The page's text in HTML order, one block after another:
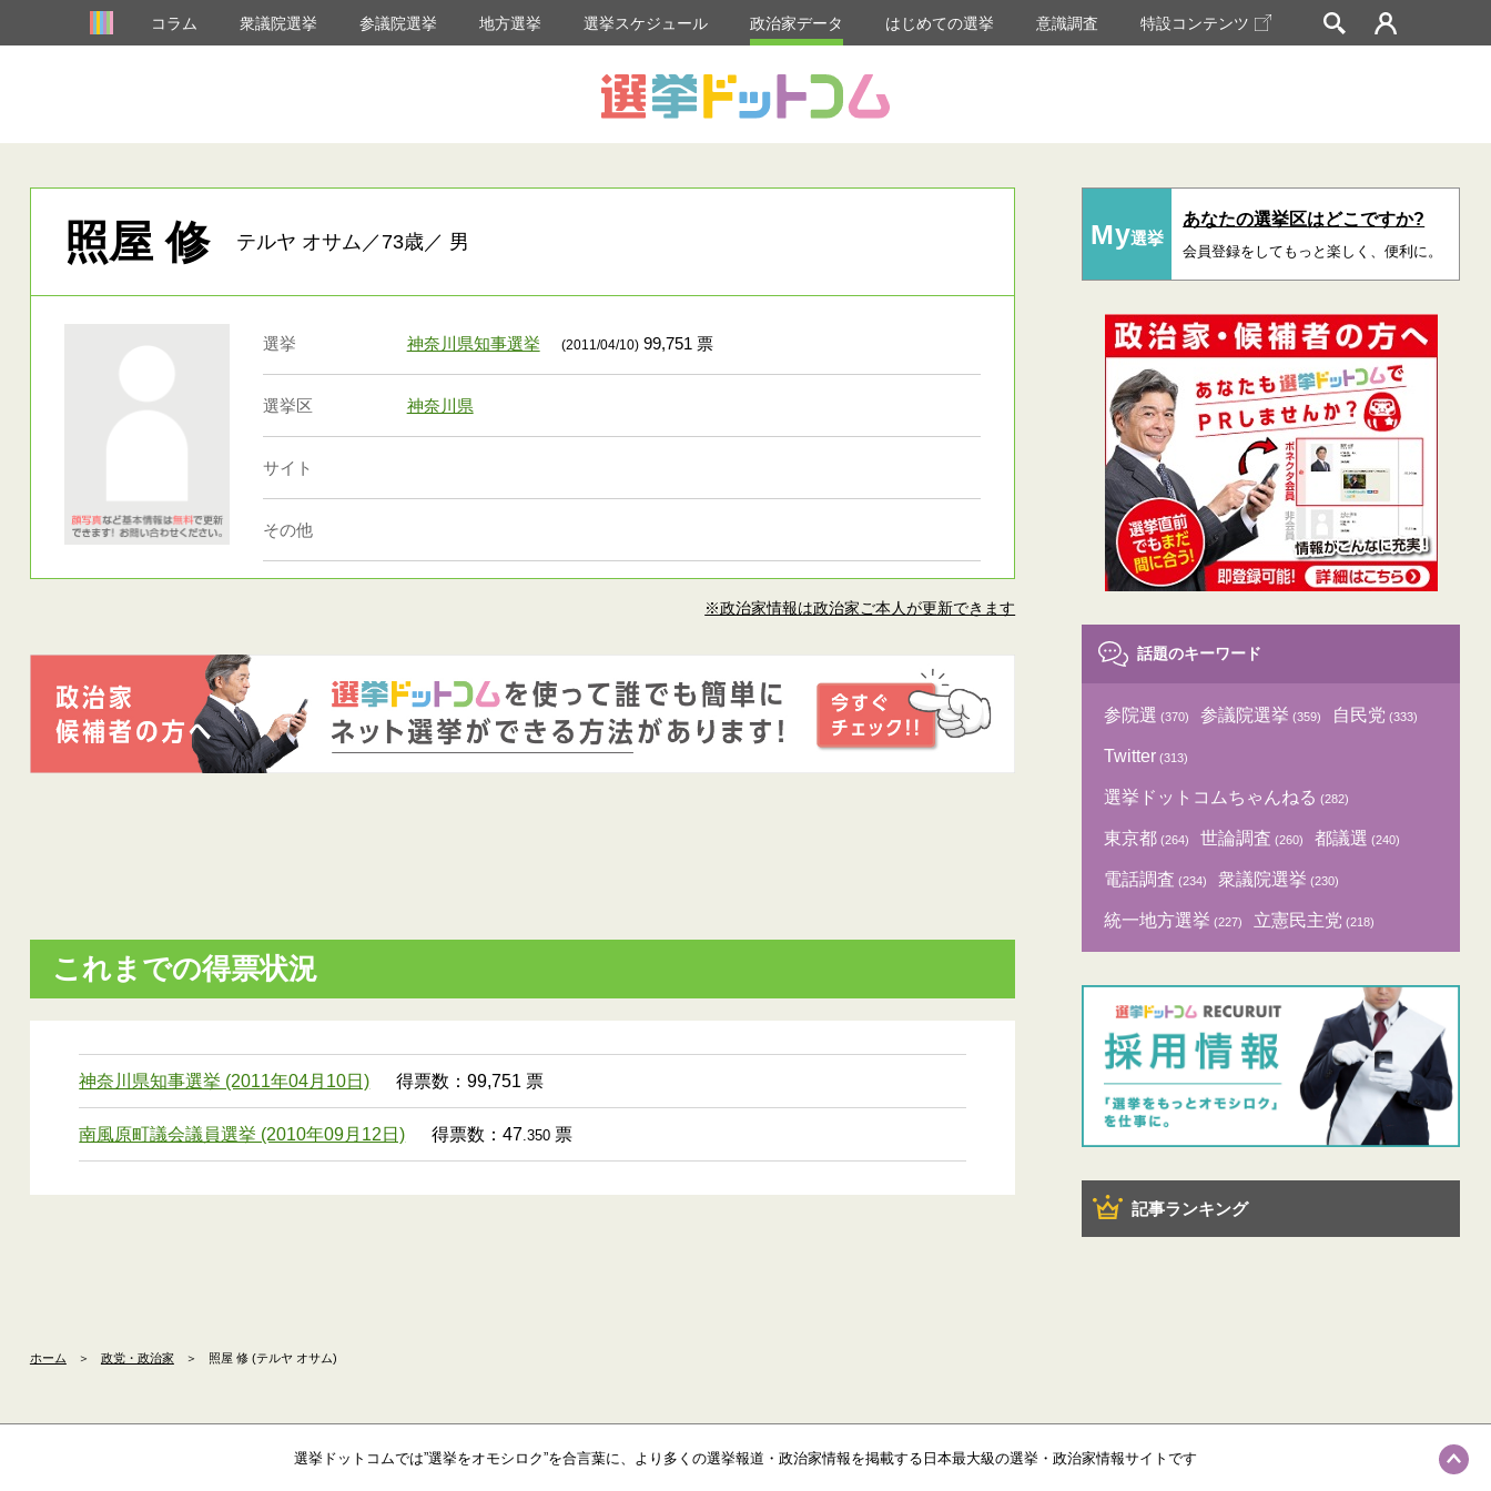
コラム 衆議院選挙 参議院選挙 地方選挙 選挙スケジュール 政治家データ はじめての選挙 意識調査 特設コンテンツ
照屋 修 テルヤ オサム／73歳／ 男
選挙 神奈川県知事選挙 (2011/04/10)99,751 票
選挙区 神奈川県
サイト
その他
※政治家情報は政治家ご本人が更新できます
これまでの得票状況
神奈川県知事選挙 (2011年04月10日) 得票数：99,751 票
南風原町議会議員選挙 (2010年09月12日) 得票数：47.350 票
My選挙
あなたの選挙区はどこですか?
会員登録をしてもっと楽しく、便利に。
話題のキーワード
参院選 (370) 参議院選挙 (359) 自民党 (333)
Twitter (313)
選挙ドットコムちゃんねる (282)
東京都 (264) 世論調査 (260) 都議選 (240)
電話調査 (234) 衆議院選挙 (230)
統一地方選挙 (227) 立憲民主党 (218)
記事ランキング
ホーム ＞ 政党・政治家 ＞ 照屋 修 (テルヤ オサム)
選挙ドットコムでは”選挙をオモシロク”を合言葉に、より多くの選挙報道・政治家情報を掲載する日本最大級の選挙・政治家情報サイトです